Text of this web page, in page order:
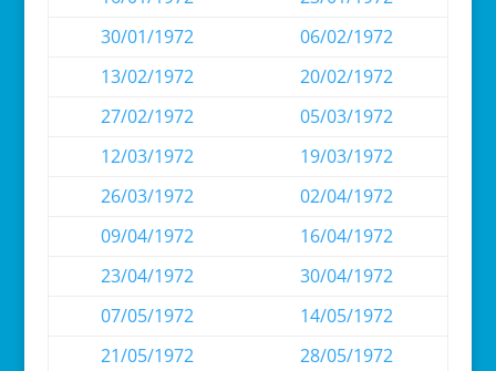
30/01/1972
06/02/1972
13/02/1972
20/02/1972
27/02/1972
05/03/1972
12/03/1972
19/03/1972
26/03/1972
02/04/1972
09/04/1972
16/04/1972
23/04/1972
30/04/1972
07/05/1972
14/05/1972
21/05/1972
28/05/1972